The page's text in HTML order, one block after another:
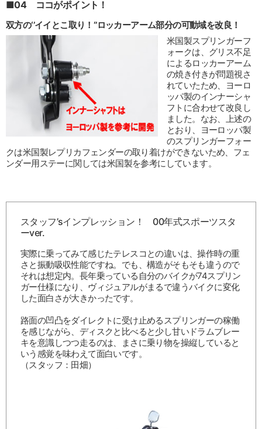
■04 ココがポイント！
双方の‘’イイとこ取り！‘’ロッカーアーム部分の可動域を改良！
米国製スプリンガーフ
ォークは、グリス不足
によるロッカーアーム
の焼き付きが問題視さ
れていたため、ヨーロ
ッパ製のインナーシャ
フトに合わせて改良し
ました。なお、上述の
とおり、ヨーロッパ製
のスプリンガーフォー
クは米国製レプリカフェンダーの取り着けができないため、フェ
ンダー用ステーに関しては米国製を参考にしています。
スタッフ’sインプレッション！ 00年式スポーツスタ
ーver.
実際に乗ってみて感じたテレスコとの違いは、操作時の重
さと振動吸収性能ですね。でも、構造がそもそも違うので
それは想定内。長年乗っている自分のバイクが74スプリン
ガー仕様になり、ヴィジュアルがまるで違うバイクに変化
した面白さが大きかったです。
路面の凹凸をダイレクトに受け止めるスプリンガーの稼働
を感じながら、ディスクと比べると少し甘いドラムブレー
キを意識しつつ走るのは、まさに乗り物を操縦していると
いう感覚を味わえて面白いです。
（スタッフ：田畑）